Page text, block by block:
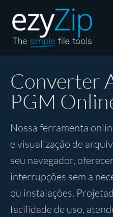
Descompactar
Converter
Outras Ferramentas
Converter
PGM
Nossa ferramenta
e visualização de
seu navegador,
interrupções sem a
ou instalações.
facilidade de uso,